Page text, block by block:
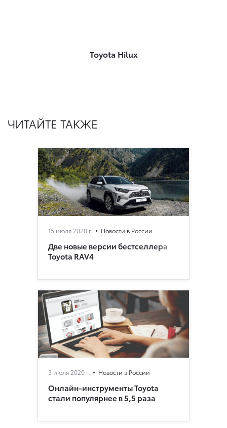
Toyota Hilux
ЧИТАЙТЕ ТАКЖЕ
15 июля 2020 г. Новости в России
Две новые версии бестселлера
Toyota RAV4
3 июля 2020 г. Новости в России
Онлайн-инструменты Toyota
стали популярнее в 5,5 раза